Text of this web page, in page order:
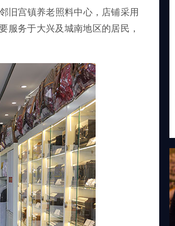
旧宫镇养老照料中心，店铺采用
服务于大兴及城南地区的居民，